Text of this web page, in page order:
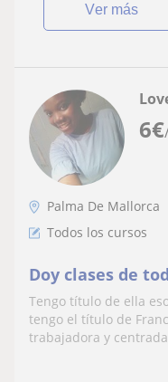
ver más
6€
Palma De Mallorca
Todos los cursos
Doy clases de
Tengo título de ella
tengo el título de
trabajadora y